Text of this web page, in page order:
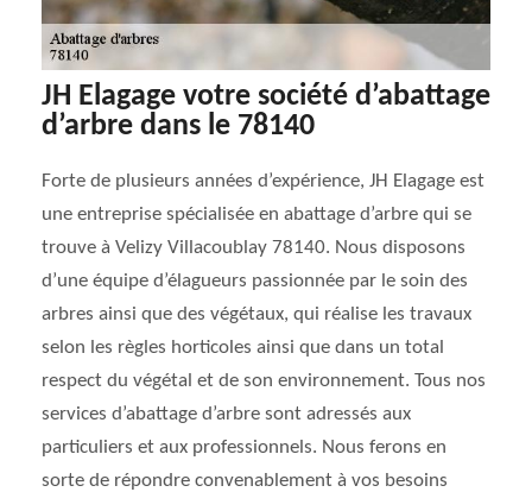
JH Elagage votre société d’abattage
d’arbre dans le 78140
Forte de plusieurs années d’expérience, JH Elagage est
une entreprise spécialisée en abattage d’arbre qui se
trouve à Velizy Villacoublay 78140. Nous disposons
d’une équipe d’élagueurs passionnée par le soin des
arbres ainsi que des végétaux, qui réalise les travaux
selon les règles horticoles ainsi que dans un total
respect du végétal et de son environnement. Tous nos
services d’abattage d’arbre sont adressés aux
particuliers et aux professionnels. Nous ferons en
sorte de répondre convenablement à vos besoins